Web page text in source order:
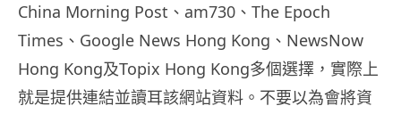
China Morning Post、am730、The Epoch
Times、Google News Hong Kong、NewsNow
Hong Kong及Topix Hong Kong多個選擇，實際上
就是提供連結並讀耳該網站資料。不要以為會將資